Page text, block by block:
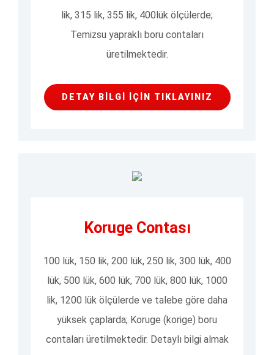
lik, 315 lik, 355 lik, 400lük ölçülerde;
Temizsu yapraklı boru contaları
üretilmektedir.
DETAY BILGI İÇIN TIKLAYINIZ
Koruge Contası
100 lük, 150 lik, 200 lük, 250 lik, 300 lük, 400
lük, 500 lük, 600 lük, 700 lük, 800 lük, 1000
lik, 1200 lük ölçülerde ve talebe göre daha
yüksek çaplarda; Koruge (korige) boru
contaları üretilmektedir. Detaylı bilgi almak